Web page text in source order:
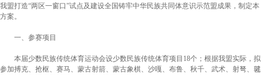
我盟打造“两区一窗口”试点及建设全国铸牢中华民族共同体意识示范盟成果，制定本
方案。
一、参赛项目
本届少数民族传统体育运动会设少数民族传统体育项目18个；根据我盟实际，拟
参加搏克、抢枢、赛马、蒙古射箭、蒙古象棋、沙嘎、布鲁、秋千、武术、射弩、毽